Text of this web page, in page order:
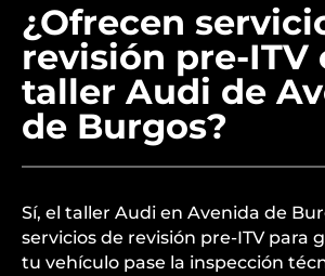
¿Ofrecen
revisión pre-ITV
taller Audi de
de Burgos?
Sí, el taller Audi en Avenida de
servicios de revisión pre-ITV para
tu vehículo pase la inspección